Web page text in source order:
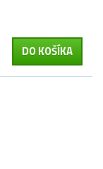
DO KOŠÍKA